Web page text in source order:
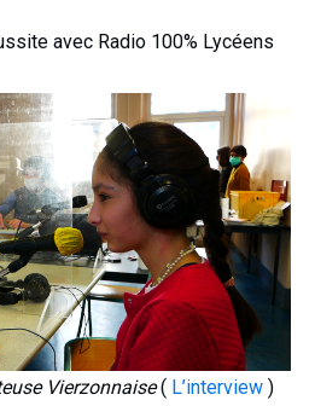
avec Radio 100% Lycéens
Vierzonnaise( L’interview )